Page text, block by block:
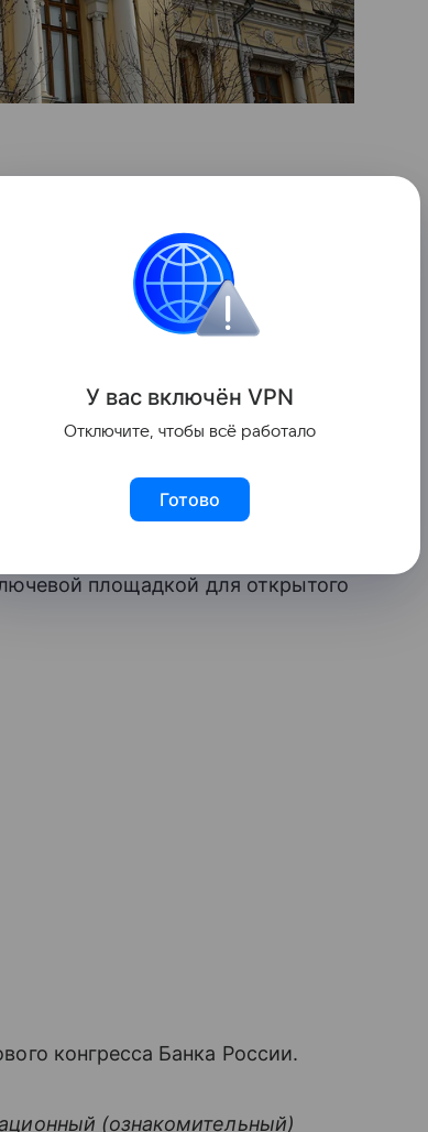
чуть вверх. Но на это влияет
и неопределенность
кулуарах Финансового
прогноз по средней
вверх, чем вниз. Сейчас,
ключевой ставки на текущий
площадкой для открытого
конгресса Банка России.
(ознакомительный)
У вас включён VPN
Отключите, чтобы всё работало
Готово